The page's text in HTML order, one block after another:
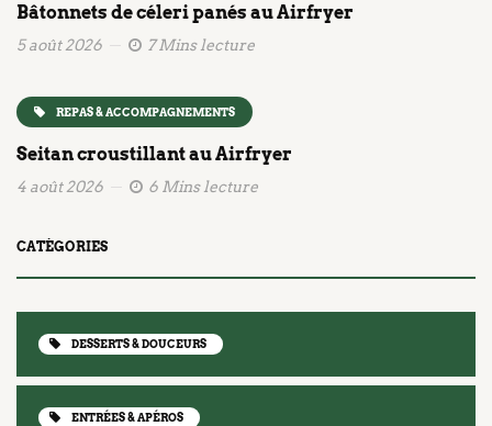
Bâtonnets de céleri panés au Airfryer
5 août 2026 7 Mins lecture
REPAS & ACCOMPAGNEMENTS
Seitan croustillant au Airfryer
4 août 2026 6 Mins lecture
CATÉGORIES
DESSERTS & DOUCEURS
ENTRÉES & APÉROS